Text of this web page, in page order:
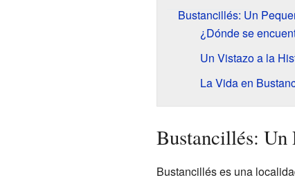
Bustancillés: Un
¿Dónde se
Un Vistazo a la
La Vida en
Bustancillés: Un
Bustancillés es una